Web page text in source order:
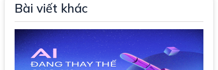
Bài viết khác